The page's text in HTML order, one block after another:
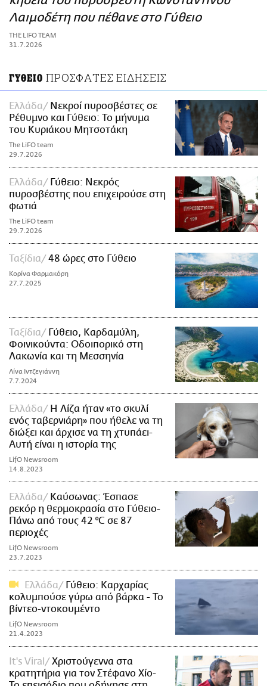
ΑΜΠΑ
PRINT
Λαιμοδέτη που πέθανε στο Γύθειο
THE LIFO TEAM
31.7.2026
ΓΥΘΕΙΟ ΠΡΟΣΦΑΤΕΣ ΕΙΔΗΣΕΙΣ
Ελλάδα
Νεκροί πυροσβέστες σε
Ρέθυμνο και Γύθειο: Το μήνυμα
του Κυριάκου Μητσοτάκη
The LiFO team
29.7.2026
Ελλάδα
Γύθειο: Νεκρός
πυροσβέστης που επιχειρούσε στη
φωτιά
The LiFO team
29.7.2026
Ταξίδια 48 ώρες στο Γύθειο
Κορίνα Φαρμακόρη
27.7.2025
Ταξίδια
Γύθειο, Καρδαμύλη,
Φοινικούντα: Οδοιπορικό στη
Λακωνία και τη Μεσσηνία
Λίνα Ιντζεγιάννη
7.7.2024
Ελλάδα
Η Λίζα ήταν «το σκυλί
ενός ταβερνιάρη» που ήθελε να τη
διώξει και άρχισε να τη χτυπάει-
Αυτή είναι η ιστορία της
LifO Newsroom
14.8.2023
Ελλάδα
Καύσωνας: Έσπασε
ρεκόρ η θερμοκρασία στο Γύθειο-
Πάνω από τους 42 °C σε 87
περιοχές
LifO Newsroom
23.7.2023
Ελλάδα
Γύθειο: Καρχαρίας
κολυμπούσε γύρω από βάρκα - Το
βίντεο-ντοκουμέντο
LifO Newsroom
21.4.2023
It's Viral
Χριστούγεννα στα
κρατητήρια για τον Στέφανο Χίο-